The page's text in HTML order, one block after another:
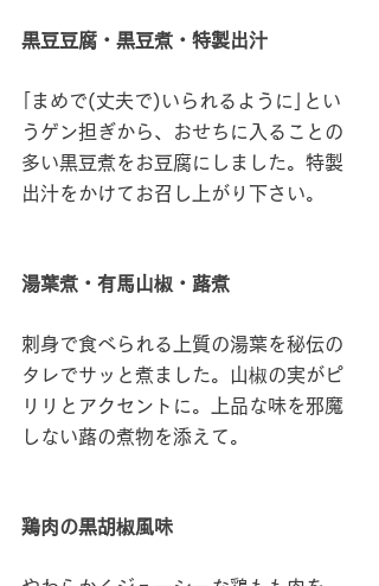
黒豆豆腐・黒豆煮・特製出汁
｢まめで(丈夫で)いられるように｣とい
うゲン担ぎから、おせちに入ることの
多い黒豆煮をお豆腐にしました。特製
出汁をかけてお召し上がり下さい。
湯葉煮・有馬山椒・蕗煮
刺身で食べられる上質の湯葉を秘伝の
タレでサッと煮ました。山椒の実がピ
リリとアクセントに。上品な味を邪魔
しない蕗の煮物を添えて。
鶏肉の黒胡椒風味